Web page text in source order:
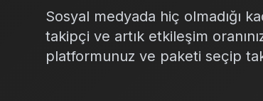
Sosyal medyada hiç olmadığı
takipçi ve artık etkileşim
platformunuz ve paketi seçip